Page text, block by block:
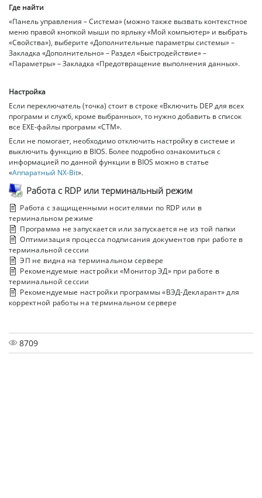
Где найти
«Панель управления – Система» (можно также вызвать контекстное
меню правой кнопкой мыши по ярлыку «Мой компьютер» и выбрать
«Свойства»), выберите «Дополнительные параметры системы» –
Закладка «Дополнительно» – Раздел «Быстродействие» –
«Параметры» – Закладка «Предотвращение выполнения данных».
Настройка
Если переключатель (точка) стоит в строке «Включить DEP для всех
программ и служб, кроме выбранных», то нужно добавить в список
все EXE-файлы программ «СТМ».
Если не помогает, необходимо отключить настройку в системе и
выключить функцию в BIOS. Более подробно ознакомиться с
информацией по данной функции в BIOS можно в статье
«Аппаратный NX-Bit».
Работа с RDP или терминальный режим
Работа c защищенными носителями по RDP или в
терминальном режиме
Программа не запускается или запускается не из той папки
Оптимизация процесса подписания документов при работе в
терминальной сессии
ЭП не видна на терминальном сервере
Рекомендуемые настройки «Монитор ЭД» при работе в
терминальной сессии
Рекомендуемые настройки программы «ВЭД-Декларант» для
корректной работы на терминальном сервере
8709